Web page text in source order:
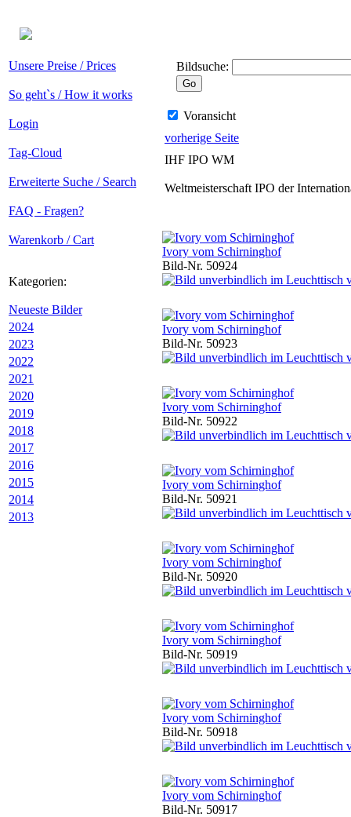
Unsere Preise / Prices
So geht`s / How it works
Login
Tag-Cloud
Erweiterte Suche / Search
FAQ - Fragen?
Warenkorb / Cart
Kategorien:
Neueste Bilder
2024
2023
2022
2021
2020
2019
2018
2017
2016
2015
2014
2013
Bildsuche:
Voransicht
vorherige Seite
IHF IPO WM
Weltmeisterschaft IPO der
Ivory vom Schirninghof
Bild-Nr. 50924
Ivory vom Schirninghof
Bild-Nr. 50923
Ivory vom Schirninghof
Bild-Nr. 50922
Ivory vom Schirninghof
Bild-Nr. 50921
Ivory vom Schirninghof
Bild-Nr. 50920
Ivory vom Schirninghof
Bild-Nr. 50919
Ivory vom Schirninghof
Bild-Nr. 50918
Ivory vom Schirninghof
Bild-Nr. 50917